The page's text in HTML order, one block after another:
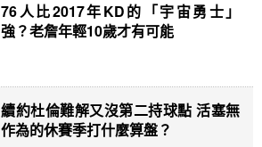
76人比2017年KD的「宇宙勇士」
強？老詹年輕10歲才有可能
續約杜倫難解又沒第二持球點 活塞無
作為的休賽季打什麼算盤？